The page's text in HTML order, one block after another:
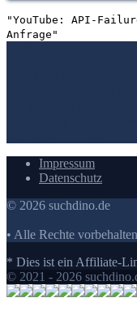
"YouTube: API-
Anfrage"
Impressum
Datenschutz
© 2026 suchdino.de
• Alle Rechte
* Dies ist ein Affiliate-
© 2021 - 2026